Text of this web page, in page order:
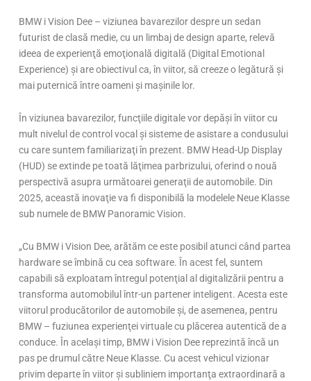
BMW i Vision Dee – viziunea bavarezilor despre un sedan
futurist de clasă medie, cu un limbaj de design aparte, relevă
ideea de experienţă emoţională digitală (Digital Emotional
Experience) şi are obiectivul ca, în viitor, să creeze o legătură şi
mai puternică între oameni şi maşinile lor.
În viziunea bavarezilor, funcţiile digitale vor depăşi în viitor cu
mult nivelul de control vocal şi sisteme de asistare a condusului
cu care suntem familiarizaţi în prezent. BMW Head-Up Display
(HUD) se extinde pe toată lăţimea parbrizului, oferind o nouă
perspectivă asupra următoarei generaţii de automobile. Din
2025, această inovaţie va fi disponibilă la modelele Neue Klasse
sub numele de BMW Panoramic Vision.
„Cu BMW i Vision Dee, arătăm ce este posibil atunci când partea
hardware se îmbină cu cea software. În acest fel, suntem
capabili să exploatam întregul potenţial al digitalizării pentru a
transforma automobilul într-un partener inteligent. Acesta este
viitorul producătorilor de automobile şi, de asemenea, pentru
BMW – fuziunea experienţei virtuale cu plăcerea autentică de a
conduce. În acelaşi timp, BMW i Vision Dee reprezintă încă un
pas pe drumul către Neue Klasse. Cu acest vehicul vizionar
privim departe în viitor şi subliniem importanţa extraordinară a